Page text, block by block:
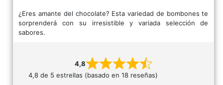
¿Eres amante del chocolate? Esta variedad de bombones te
sorprenderá con su irresistible y variada selección de
sabores.
4,8
4,8 de 5 estrellas (basado en 18 reseñas)